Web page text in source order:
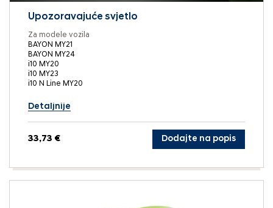
Upozoravajuće svjetlo
Za modele vozila
BAYON MY21
BAYON MY24
i10 MY20
i10 MY23
i10 N Line MY20
Detaljnije
33,73 € Dodajte na popis